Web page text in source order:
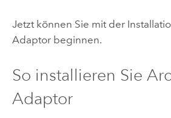
Jetzt können Sie mit der
Adaptorbeginnen.
So installieren Sie
Adaptor